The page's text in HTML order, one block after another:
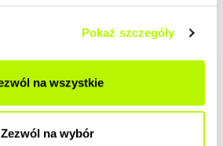
Pokaż szczegóły
na wszystkie
Zezwól na wybór
ZMIAN CEN